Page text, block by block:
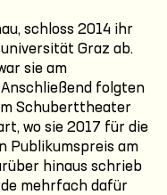
schloss 2014 ihr
Graz ab.
sie am
folgten
Schuberttheater
wo sie 2017 für die
Publikumspreis am
hinaus schrieb
mehrfach dafür